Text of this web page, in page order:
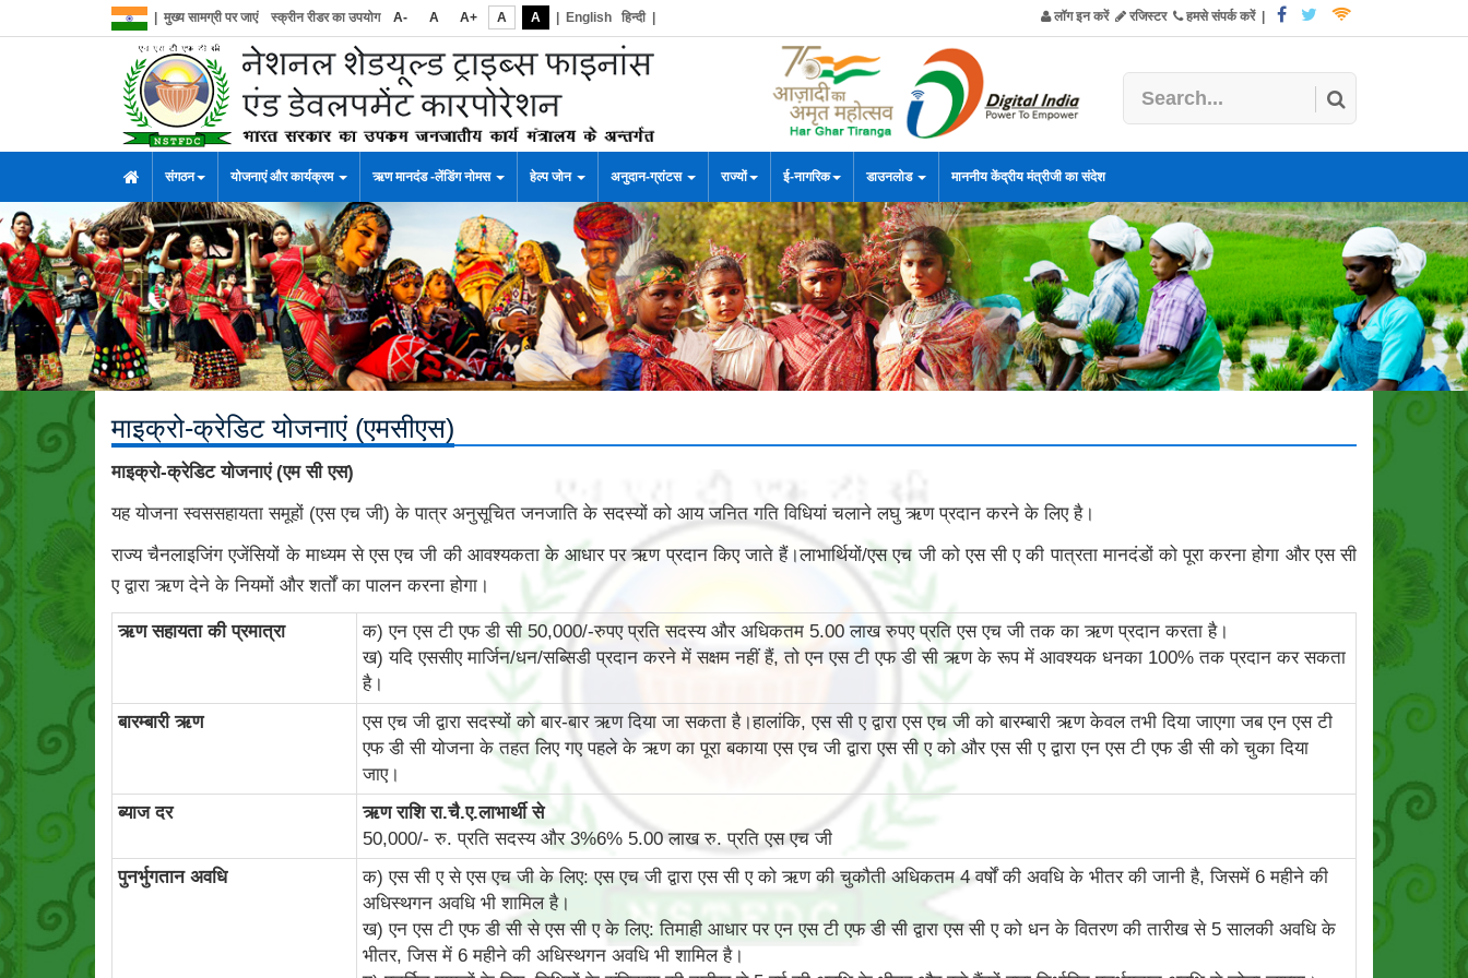
मुख्य सामग्री पर जाएं स्क्रीन रीडर का उपयोग A- A A+ A A English हिन्दी| लॉग इन करें रजिस्टर हमसे संपर्क करें|
संगठन योजनाएं और कार्यक्रम ऋण मानदंड -लेंडिंग नोमस हेल्प जोन अनुदान-ग्रांटस राज्यों ई-नागरिक डाउनलोड माननीय केंद्रीय मंत्रीजी का संदेश
माइक्रो-क्रेडिट योजनाएं (एमसीएस)
माइक्रो-क्रेडिट योजनाएं (एम सी एस)
यह योजना स्वससहायता समूहों (एस एच जी) के पात्र अनुसूचित जनजाति के सदस्यों को आय जनित गति विधियां चलाने लघु ऋण प्रदान करने के लिए है।
राज्य चैनलाइजिंग एजेंसियों के माध्यम से एस एच जी की आवश्यकता के आधार पर ऋण प्रदान किए जाते हैं।लाभार्थियों/एस एच जी को एस सी ए की पात्रता मानदंडों को पूरा करना होगा और एस सी
ए द्वारा ऋण देने के नियमों और शर्तों का पालन करना होगा।
ऋण सहायता की प्रमात्रा
क) एन एस टी एफ डी सी 50,000/-रुपए प्रति सदस्य और अधिकतम 5.00 लाख रुपए प्रति एस एच जी तक का ऋण प्रदान करता है।
ख) यदि एससीए मार्जिन/धन/सब्सिडी प्रदान करने में सक्षम नहीं हैं, तो एन एस टी एफ डी सी ऋण के रूप में आवश्यक धनका 100% तक प्रदान कर सकता
है।
बारम्‍बारी ऋण
एस एच जी द्वारा सदस्यों को बार-बार ऋण दिया जा सकता है।हालांकि, एस सी ए द्वारा एस एच जी को बारम्‍बारी ऋण केवल तभी दिया जाएगा जब एन एस टी
एफ डी सी योजना के तहत लिए गए पहले के ऋण का पूरा बकाया एस एच जी द्वारा एस सी ए को और एस सी ए द्वारा एन एस टी एफ डी सी को चुका दिया
जाए।
ब्‍याज दर
ऋण राशि रा.चै.ए.लाभार्थी से
50,000/- रु. प्रति सदस्य और 3%6% 5.00 लाख रु. प्रति एस एच जी
पुनर्भुगतान अवधि
क) एस सी ए से एस एच जी के लिए: एस एच जी द्वारा एस सी ए को ऋण की चुकौती अधिकतम 4 वर्षों की अवधि के भीतर की जानी है, जिसमें 6 महीने की
अधिस्थगन अवधि भी शामिल है।
ख) एन एस टी एफ डी सी से एस सी ए के लिए: तिमाही आधार पर एन एस टी एफ डी सी द्वारा एस सी ए को धन के वितरण की तारीख से 5 सालकी अवधि के
भीतर, जिस में 6 महीने की अधिस्‍थगन अवधि भी शामिल है।